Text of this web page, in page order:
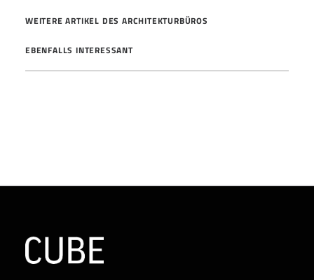
WEITERE ARTIKEL DES ARCHITEKTURBÜROS
EBENFALLS INTERESSANT